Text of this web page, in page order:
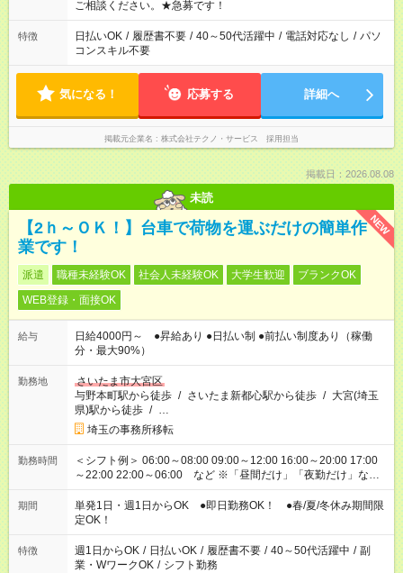
ご相談ください。★急募です！
特徴 日払いOK / 履歴書不要 / 40～50代活躍中 / 電話対応なし / パソ
コンスキル不要
気になる！ 応募する 詳細へ
掲載元企業名 株式会社テクノ・サービス 採用担当
掲載日：2026.08.08
未読
NEW
【2ｈ～ＯＫ！】台車で荷物を運ぶだけの簡単作
業です！
派遣 職種未経験OK 社会人未経験OK 大学生歓迎
ブランクOK
WEB登録・面接OK
給与
日給4000円～ ●昇給あり ●日払い制 ●前払い制度あり（稼働
分・最大90%）
勤務地
さいたま市大宮区
与野本町駅から徒歩 / さいたま新都心駅から徒歩 / 大宮(埼玉
県)駅から徒歩 / …
埼玉の事務所移転
勤務時間
＜シフト例＞ 06:00～08:00 09:00～12:00 16:00～20:00 17:00
～22:00 22:00～06:00 など ※「昼間だけ」「夜勤だけ」など
の希望OK
期間
単発1日・週1日からOK ●即日勤務OK！ ●春/夏/冬休み期間限
定OK！
特徴 週1日からOK / 日払いOK / 履歴書不要 / 40～50代活躍中 / 副
業・WワークOK / シフト勤務